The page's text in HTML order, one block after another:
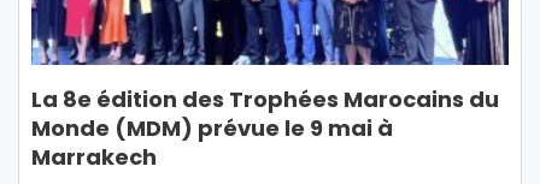
La 8e édition des Trophées Marocains du
Monde (MDM) prévue le 9 mai à
Marrakech